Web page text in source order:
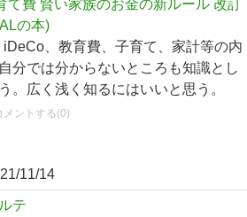
て費 賢い家族のお金の新ルール 改訂
の本)
、教育費、子育て、家計等の内
分では分からないところも知識とし
。広く浅く知るにはいいと思う。
メントする(0)
11/14
テ